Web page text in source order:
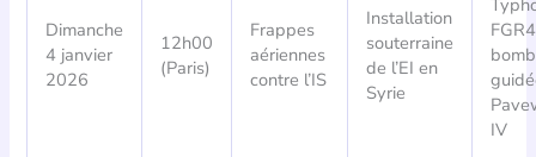
Dimanche
4 janvier
2026
12h00
(Paris)
Frappes
aériennes
contre l’IS
Installation
souterraine
de l’EI en
Syrie
IV